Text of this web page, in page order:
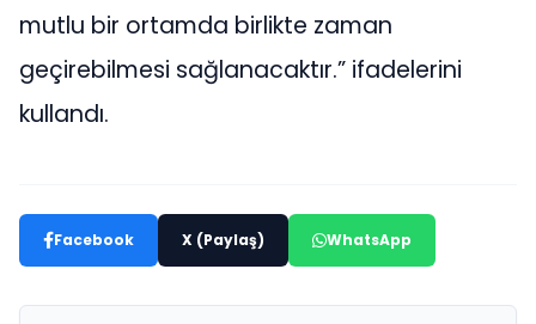
mutlu bir ortamda birlikte zaman
geçirebilmesi sağlanacaktır.” ifadelerini
kullandı.
Facebook X (Paylaş) WhatsApp